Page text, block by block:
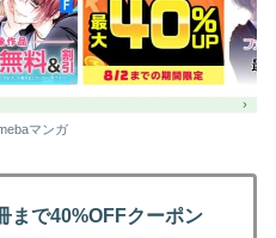
マンガ
まで40%OFFクーポン